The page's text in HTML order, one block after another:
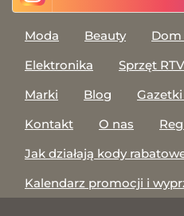
Moda Beauty Dom
Elektronika
Sprzęt
Marki
Blog
Kontakt
O nas
Jak działają kody
Kalendarz promocji i